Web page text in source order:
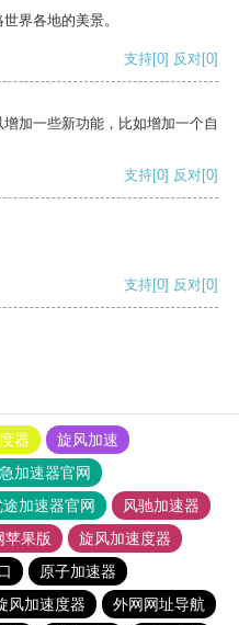
界各地的美景。
支持[0] 反对[0]
加一些新功能，比如增加一个自
支持[0] 反对[0]
支持[0] 反对[0]
器
旋风加速
加速器官网
途加速器官网
风驰加速器
苹果版
旋风加速度器
原子加速器
风加速度器
外网网址导航